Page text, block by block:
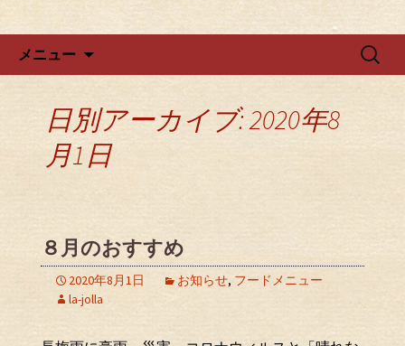
メニュー
検
日別アーカイブ: 2020年8
月1日
８月のおすすめ
2020年8月1日 お知らせ, フードメニュー
la-jolla